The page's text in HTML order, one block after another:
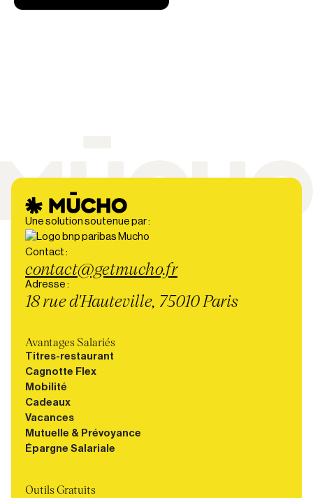
Une solution soutenue par :
Contact :
contact@getmucho.fr
Adresse :
18 rue d'Hauteville, 75010 Paris
Avantages Salariés
Titres-restaurant
Cagnotte Flex
Mobilité
Cadeaux
Vacances
Mutuelle & Prévoyance
Épargne Salariale
Outils Gratuits